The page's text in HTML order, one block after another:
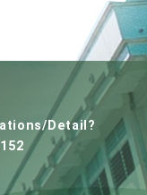
Detail?